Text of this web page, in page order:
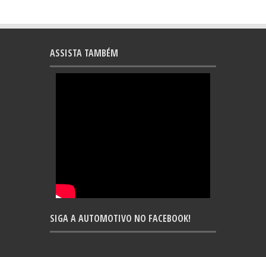
ASSISTA TAMBÉM
SIGA A AUTOMOTIVO NO FACEBOOK!